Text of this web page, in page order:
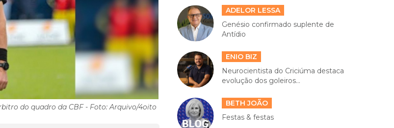
do quadro da CBF - Foto: Arquivo/4oito
ADELOR LESSA
Genésio confirmado suplente de
Antídio
ENIO BIZ
Neurocientista do Criciúma destaca
evolução dos goleiros...
BETH JOÃO
Festas & festas